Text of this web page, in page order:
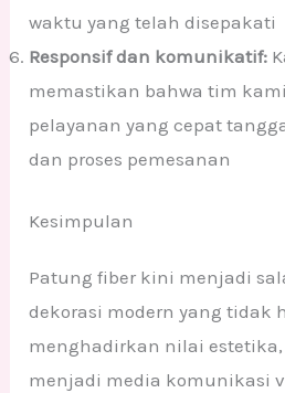
waktu yang telah disepakati
Responsif dan komunikatif:
memastikan bahwa tim
pelayanan yang cepat
dan proses pemesanan
Kesimpulan
Patung fiber kini menjadi
dekorasi modern yang tidak
menghadirkan nilai
menjadi media komunikasi